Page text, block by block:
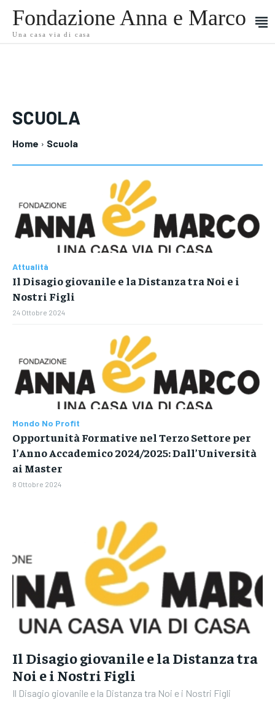
Benvenuti su News Anna e Marco
COMUNICATI STAMPA
CRONACA
CULTURA E SOCIETÀ
ECONOMIA FINANZA INTERVISTE
MONDO NO PROFIT
COMUNICATI STAMPA
CRONACA
CULTURA E SOCIETÀ
ECONOMIA
FINANZA
INTERVISTE
MONDO NO PROFIT
Benvenuti su News Anna e Marco
COMUNICATI STAMPA
CULTURA E SOCIETÀ
ECONOMIA
INTERVISTE MONDO NO PROFIT
ATTUALITÀ
COMUNICATI STAMPA
CRONACA
FINANZA
INTERVISTE
Fondazione Anna e Marco
Una casa via di casa
SCUOLA
Home Scuola
Attualità
Il Disagio giovanile e la Distanza tra Noi e i
Nostri Figli
24 Ottobre 2024
Mondo No Profit
Opportunità Formative nel Terzo Settore per
l’Anno Accademico 2024/2025: Dall’Università
ai Master
8 Ottobre 2024
Il Disagio giovanile e la Distanza tra
Noi e i Nostri Figli
Il Disagio giovanile e la Distanza tra Noi e i Nostri Figli